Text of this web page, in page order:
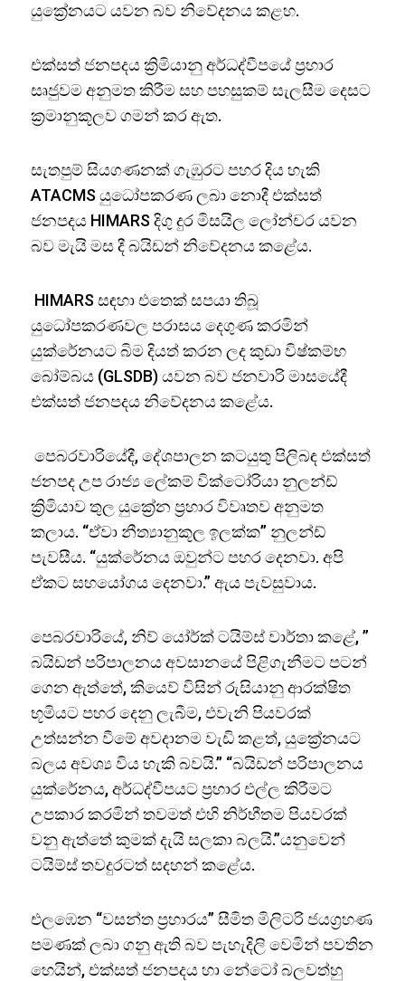
යුක්‍රේනයට යවන බව නිවේදනය කළහ.
එක්සත් ජනපදය ක්‍රිමියානු අර්ධද්වීපයේ ප්‍රහාර
සෘජුවම අනුමත කිරීම සහ පහසුකම් සැලසීම දෙසට
ක්‍රමානුකූලව ගමන් කර ඇත.
සැතපුම් සියගණනක් ගැඹුරට පහර දිය හැකි
ATACMS යුධෝපකරණ ලබා නොදී එක්සත්
ජනපදය HIMARS දිගු දුර මිසයිල ලෝන්චර යවන
බව මැයි මස දී බයිඩන් නිවේදනය කළේය.
HIMARS සඳහා එතෙක් සපයා තිබූ
යුධෝපකරණවල පරාසය දෙගුණ කරමින්
යුක්රේනයට බිම දියත් කරන ලද කුඩා විෂ්කම්භ
බෝම්බය (GLSDB) යවන බව ජනවාරි මාසයේදී
එක්සත් ජනපදය නිවේදනය කළේය.
පෙබරවාරියේදී, දේශපාලන කටයුතු පිලිබඳ එක්සත්
ජනපද උප රාජ්‍ය ලේකම් වික්ටෝරියා නුලන්ඩ්
ක්‍රිමියාව තුල යුක්‍රේන ප්‍රහාර විවෘතව අනුමත
කලාය. “ඒවා නීත්‍යානුකූල ඉලක්ක” නුලන්ඩ්
පැවසීය. “යුක්රේනය ඔවුන්ට පහර දෙනවා. අපි
ඒකට සහයෝගය දෙනවා.” ඇය පැවසුවාය.
පෙබරවාරියේ, නිව් යෝර්ක් ටයිම්ස් වාර්තා කළේ, ”
බයිඩන් පරිපාලනය අවසානයේ පිළිගැනීමට පටන්
ගෙන ඇත්තේ, කියෙව් විසින් රුසියානු ආරක්ෂිත
භූමියට පහර දෙනු ලැබීම, එවැනි පියවරක්
උත්සන්න වීමේ අවදානම වැඩි කළත්, යුක්‍රේනයට
බලය අවශ්‍ය විය හැකි බවයි.” “බයිඩන් පරිපාලනය
යුක්රේනය, අර්ධද්වීපයට ප්‍රහාර එල්ල කිරීමට
උපකාර කරමින් තවමත් එහි නිර්භීතම පියවරක්
වනු ඇත්තේ කුමක් දැයි සලකා බලයි.”යනුවෙන්
ටයිම්ස් තවදුරටත් සදහන් කළේය.
එලඹෙන “වසන්ත ප්‍රහාරය” සීමිත මිලිටරි ජයග්‍රහණ
පමණක් ලබා ගනු ඇති බව පැහැදිලි වෙමින් පවතින
හෙයින්, එක්සත් ජනපදය හා නේටෝ බලවත්හු